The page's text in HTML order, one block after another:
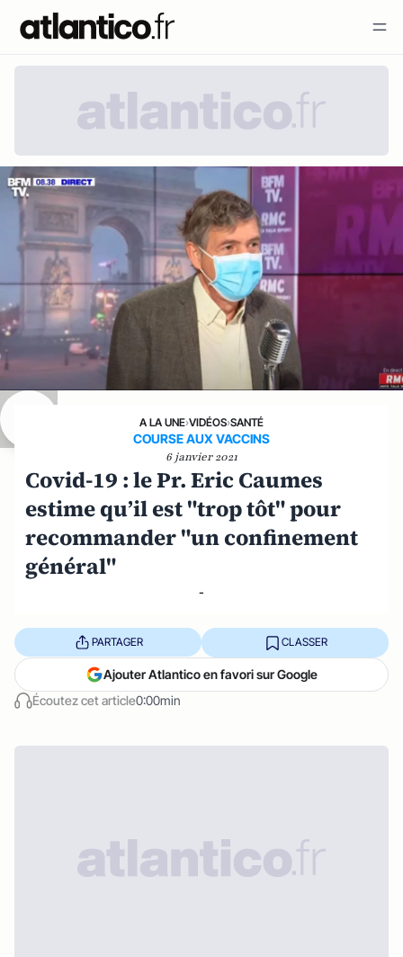
A LA UNE›VIDÉOS›SANTÉ
COURSE AUX VACCINS
6 janvier 2021
Covid-19 : le Pr. Eric Caumes
estime qu’il est "trop tôt" pour
recommander "un confinement
général"
-
Écoutez cet article0:00min
PARTAGER CLASSER
Ajouter Atlantico en favori sur Google